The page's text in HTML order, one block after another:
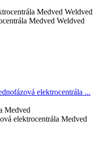
Medved Weldved
elektrocentrála ...
elektrocentrála Medved